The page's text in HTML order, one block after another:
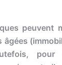
peuvent
âgées
pour